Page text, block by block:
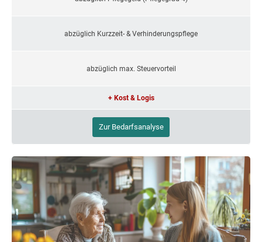
abzüglich Kurzzeit- & Verhinderungspflege
abzüglich max. Steuervorteil
+ Kost & Logis
Zur Bedarfsanalyse